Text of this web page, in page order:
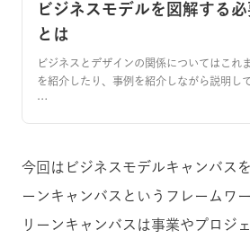
ビジネスモデルを図解する
とは
ビジネスとデザインの関係についてはこれ
を紹介したり、事例を紹介しながら説明し
…
今回はビジネスモデルキャンバス
ーンキャンバスというフレームワ
リーンキャンバスは事業やプロジ